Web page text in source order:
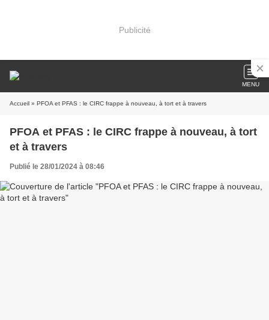
Publicité
MENU
Accueil » PFOA et PFAS : le CIRC frappe à nouveau, à tort et à travers
PFOA et PFAS : le CIRC frappe à nouveau, à tort
et à travers
Publié le 28/01/2024 à 08:46